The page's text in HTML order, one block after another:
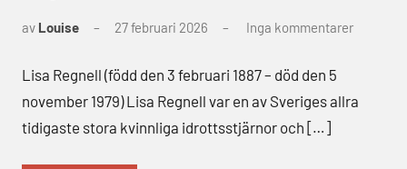
av Louise 27 februari 2026 Inga kommentarer
Lisa Regnell (född den 3 februari 1887 – död den 5
november 1979) Lisa Regnell var en av Sveriges allra
tidigaste stora kvinnliga idrottsstjärnor och […]